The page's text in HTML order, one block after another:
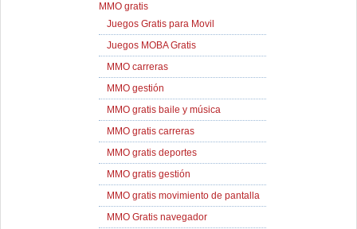
MMO gratis
Juegos Gratis para Movil
Juegos MOBA Gratis
MMO carreras
MMO gestión
MMO gratis baile y música
MMO gratis carreras
MMO gratis deportes
MMO gratis gestión
MMO gratis movimiento de pantalla
MMO Gratis navegador